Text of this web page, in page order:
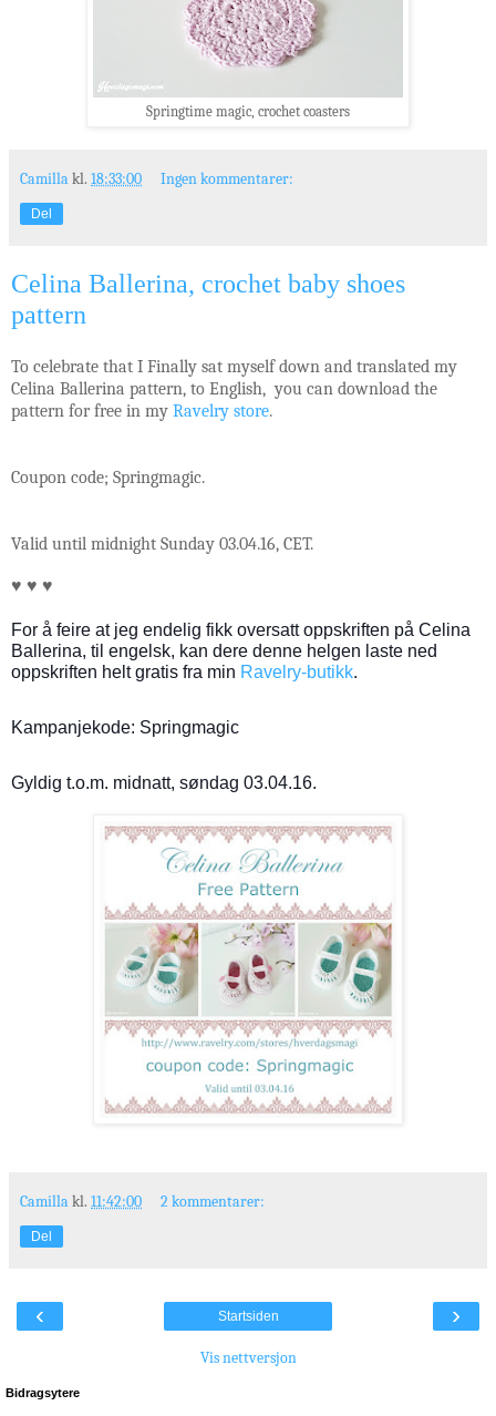
Springtime magic, crochet coasters
Camillakl. 18:33:00 Ingen kommentarer:
Del
Celina Ballerina, crochet baby shoes
pattern
To celebrate that I Finally sat myself down and translated my
Celina Ballerina pattern, to English, you can download the
pattern for free in my Ravelry store.
Coupon code; Springmagic.
Valid until midnight Sunday 03.04.16, CET.
♥ ♥ ♥
For å feire at jeg endelig fikk oversatt oppskriften på Celina
Ballerina, til engelsk, kan dere denne helgen laste ned
oppskriften helt gratis fra min Ravelry-butikk.
Kampanjekode: Springmagic
Gyldig t.o.m. midnatt, søndag 03.04.16.
Camillakl. 11:42:00 2 kommentarer:
Del
‹ ›
Startsiden
Vis nettversjon
Bidragsytere